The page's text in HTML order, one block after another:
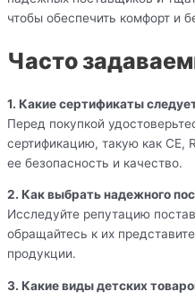
чтобы обеспечить комфорт и
Часто
1. Какие сертификаты
Перед покупкой
сертификацию, такую как
ее безопасность и качество.
2. Как выбрать надежного
Исследуйте репутацию
обращайтесь к их
продукции.
3. Какие виды детских